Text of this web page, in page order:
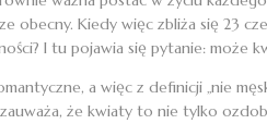
obecny. Kiedy więc zbliża się 23
I tu pojawia się pytanie: może
a więc z definicji „nie
że kwiaty to nie tylko